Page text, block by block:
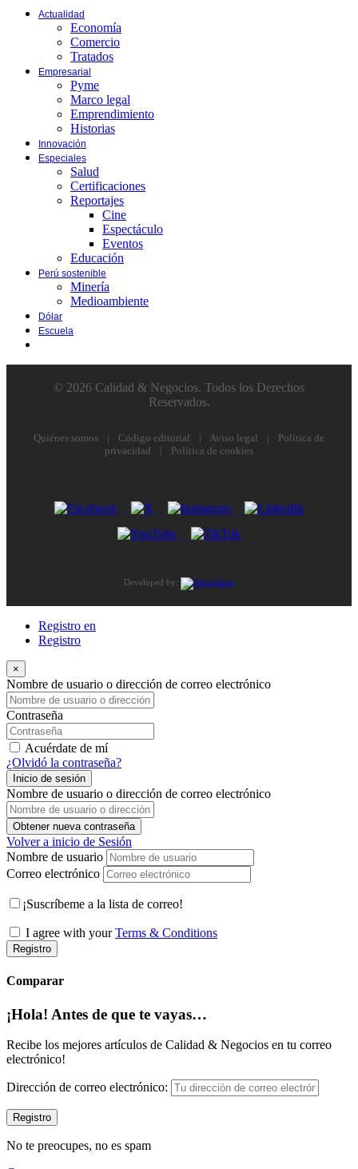
Actualidad
Economía
Comercio
Tratados
Empresarial
Pyme
Marco legal
Emprendimiento
Historias
Innovación
Especiales
Salud
Certificaciones
Reportajes
Cine
Espectáculo
Eventos
Educación
Perú sostenible
Minería
Medioambiente
Dólar
Escuela
© 2026 Calidad & Negocios. Todos los Derechos
Reservados.
Quiénes somos | Código editorial | Aviso legal |
Política de
privacidad
| Política de cookies
Developed by:
Registro en
Registro
×
Nombre de usuario o dirección de correo electrónico
Contraseña
Acuérdate de mí
¿Olvidó la contraseña?
Inicio de sesión
Nombre de usuario o dirección de correo electrónico
Obtener nueva contraseña
Volver a inicio de Sesión
Nombre de usuario
Correo electrónico
¡Suscríbeme a la lista de correo!
I agree with yourTerms & Conditions
Registro
Comparar
¡Hola! Antes de que te vayas…
Recibe los mejores artículos de Calidad & Negocios en tu correo
electrónico!
Dirección de correo electrónico:
No te preocupes, no es spam